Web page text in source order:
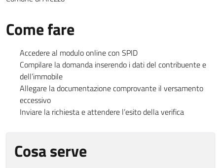
Come fare
Accedere al modulo online con SPID
Compilare la domanda inserendo i dati del contribuente e
dell’immobile
Allegare la documentazione comprovante il versamento
eccessivo
Inviare la richiesta e attendere l’esito della verifica
Cosa serve